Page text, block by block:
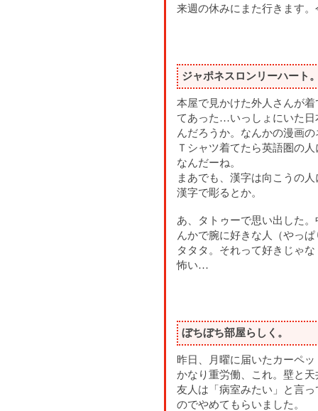
来週の休みにまた行きます
ジャポネスロンリーハート
本屋で見かけた外人さんが
てあった…いっしょにいた日
んだろうか。なんかの漫画
Ｔシャツ着てたら英語圏の
なんだーね。
まあでも、漢字は向こうの
漢字で彫るとか。
あ、タトゥーで思い出した
んかで腕に好きな人（やっ
タタタ。それって好きじゃ
怖い…
ぼちぼち部屋らしく。
昨日、月曜に届いたカーペ
かなり重労働、これ。壁と
友人は「病室みたい」と言
のでやめてもらいました。